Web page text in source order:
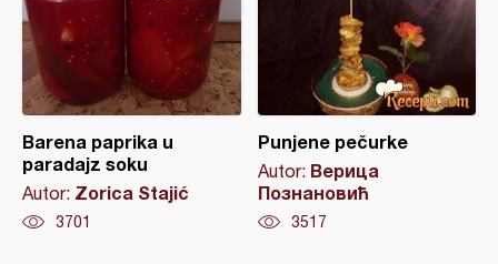
Barena paprika u
paradajz soku
Autor: Zorica Stajić
3701
Punjene pečurke
Autor: Верица
Познановић
3517